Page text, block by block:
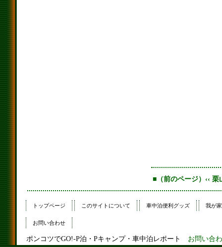
■（前のページ）‹‹ 栗
トップページ このサイトについて 車中泊便利グッズ 我が
お問い合わせ
ポンコツでGO!-P泊・Pキャンプ・車中泊レポート お問い合